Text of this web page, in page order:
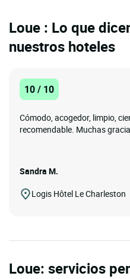
Loue : Lo que
nuestros hoteles
10 / 10
Cómodo, acogedor, limpio,
recomendable. Muchas
Sandra M.
Logis Hôtel Le Charleston
Loue: servicios